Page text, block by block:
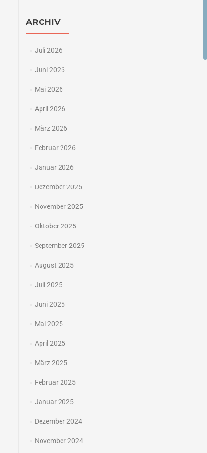
ARCHIV
Juli 2026
Juni 2026
Mai 2026
April 2026
März 2026
Februar 2026
Januar 2026
Dezember 2025
November 2025
Oktober 2025
September 2025
August 2025
Juli 2025
Juni 2025
Mai 2025
April 2025
März 2025
Februar 2025
Januar 2025
Dezember 2024
November 2024